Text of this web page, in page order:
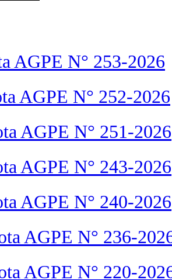
AGPE N° 253-2026
AGPE N° 252-2026
AGPE N° 251-2026
AGPE N° 243-2026
AGPE N° 240-2026
AGPE N° 236-
AGPE N° 220-